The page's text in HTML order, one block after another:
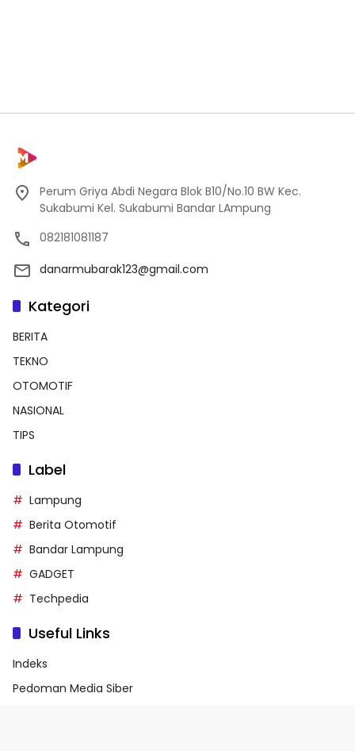
Perum Griya Abdi Negara Blok B10/No.10 BW Kec.
Sukabumi Kel. Sukabumi Bandar LAmpung
082181081187
danarmubarak123@gmail.com
Kategori
BERITA
TEKNO
OTOMOTIF
NASIONAL
TIPS
Label
Lampung
Berita Otomotif
Bandar Lampung
GADGET
Techpedia
Useful Links
Indeks
Pedoman Media Siber